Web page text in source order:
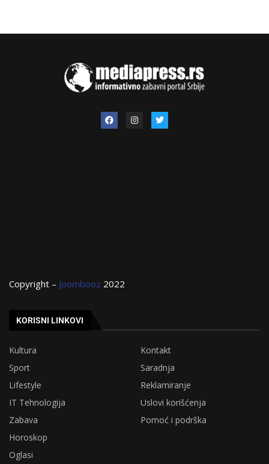
Copyright – Joombooz 2022
KORISNI LINKOVI
Kultura
Kontakt
Sport
Saradnja
Lifestyle
Reklamiranje
IT Tehnologija
Uslovi korišćenja
Zabava
Pomoć i podrška
Horoskop
Oglasi